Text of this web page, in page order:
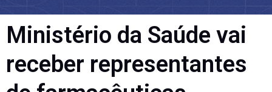
Ministério da Saúde vai
receber representantes